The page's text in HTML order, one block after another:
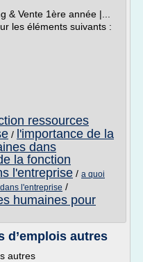
& Vente 1ère année |...
les éléments suivants :
ressources
/ l'importance de la
dans
la fonction
l'entreprise / a quoi
l'entreprise /
humaines pour
d’emplois autres
autres